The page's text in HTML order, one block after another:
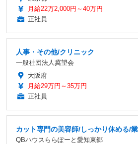
月給22万2,000円～40万円
正社員
人事・その他/クリニック
一般社団法人冀望会
大阪府
月給29万円～35万円
正社員
カット専門の美容師/しっかり休める/
QBハウスららぽーと愛知東郷